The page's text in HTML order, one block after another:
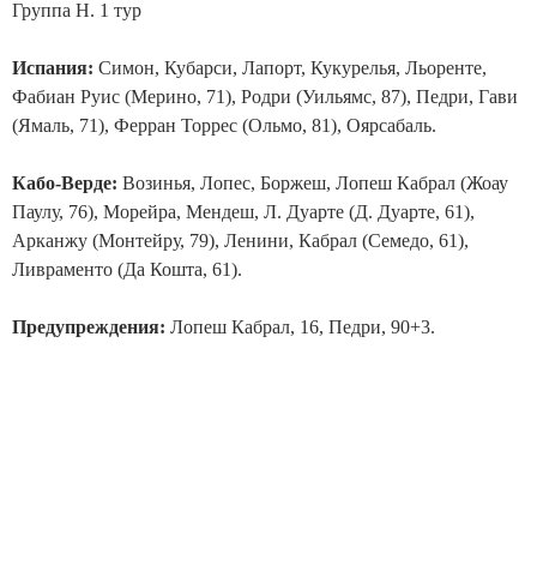
Группа Н. 1 тур
Испания: Симон, Кубарси, Лапорт, Кукурелья, Льоренте,
Фабиан Руис (Мерино, 71), Родри (Уильямс, 87), Педри, Гави
(Ямаль, 71), Ферран Торрес (Ольмо, 81), Оярсабаль.
Кабо-Верде: Возинья, Лопес, Боржеш, Лопеш Кабрал (Жоау
Паулу, 76), Морейра, Мендеш, Л. Дуарте (Д. Дуарте, 61),
Арканжу (Монтейру, 79), Ленини, Кабрал (Семедо, 61),
Ливраменто (Да Кошта, 61).
Предупреждения: Лопеш Кабрал, 16, Педри, 90+3.